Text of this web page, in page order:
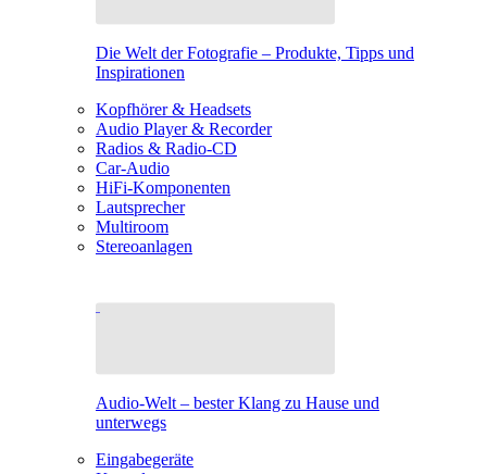
Die Welt der Fotografie – Produkte, Tipps und
Inspirationen
Kopfhörer & Headsets
Audio Player & Recorder
Radios & Radio-CD
Car-Audio
HiFi-Komponenten
Lautsprecher
Multiroom
Stereoanlagen
Audio-Welt – bester Klang zu Hause und
unterwegs
Eingabegeräte